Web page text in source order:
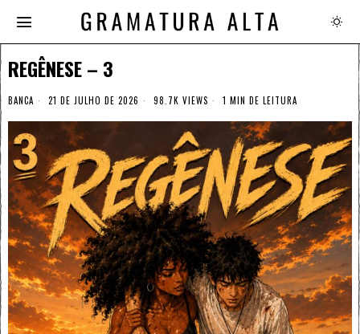
REGÊNESE – 3
BANCA 21 DE JULHO DE 2026 98.7K VIEWS 1 MIN DE LEITURA